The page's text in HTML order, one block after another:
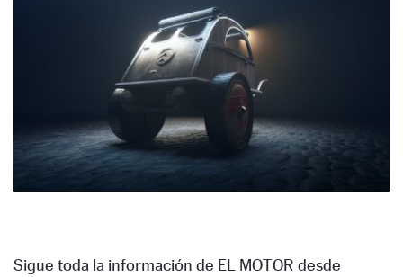
Sigue toda la información de EL MOTOR desde